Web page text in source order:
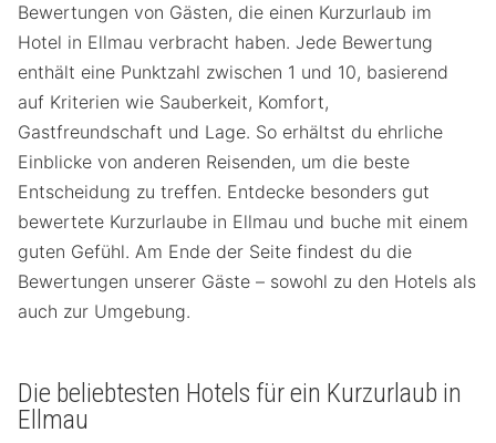
Bewertungen von Gästen, die einen Kurzurlaub im
Hotel in Ellmau verbracht haben. Jede Bewertung
enthält eine Punktzahl zwischen 1 und 10, basierend
auf Kriterien wie Sauberkeit, Komfort,
Gastfreundschaft und Lage. So erhältst du ehrliche
Einblicke von anderen Reisenden, um die beste
Entscheidung zu treffen. Entdecke besonders gut
bewertete Kurzurlaube in Ellmau und buche mit einem
guten Gefühl. Am Ende der Seite findest du die
Bewertungen unserer Gäste – sowohl zu den Hotels als
auch zur Umgebung.
Die beliebtesten Hotels für ein Kurzurlaub in
Ellmau